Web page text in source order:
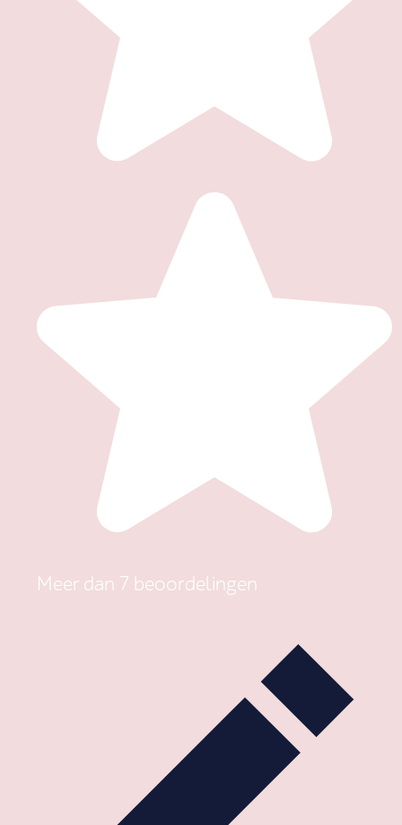
Meer dan 7 beoordelingen